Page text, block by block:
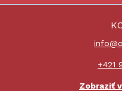
+421
Zobraziť